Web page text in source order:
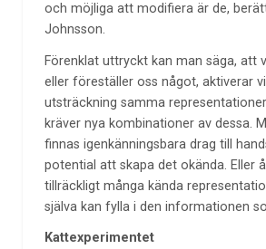
och möjliga att modifiera är de,
Johnsson.
Förenklat uttryckt kan man säga, att
eller föreställer oss något, aktiverar
utsträckning samma
kräver nya kombinationer av dessa.
finnas igenkänningsbara drag till
potential att skapa det okända. Eller
tillräckligt många kända
själva kan fylla i den informationen
Kattexperimentet